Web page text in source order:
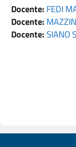
Docente: FEDI
Docente:
Docente: SIANO